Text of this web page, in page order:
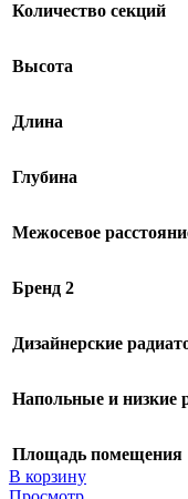
Количество секций
Высота
Длина
Глубина
Межосевое
Бренд 2
Дизайнерские
Напольные и низкие
Площадь помещения
В корзину